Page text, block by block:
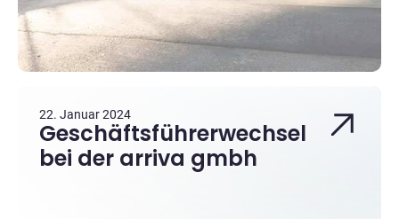
22. Januar 2024
Geschäftsführerwechsel
bei der arriva gmbh